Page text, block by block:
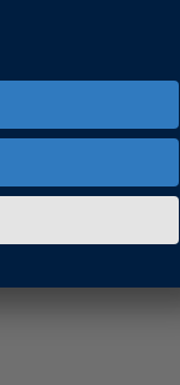
Hardware
Umrichtern